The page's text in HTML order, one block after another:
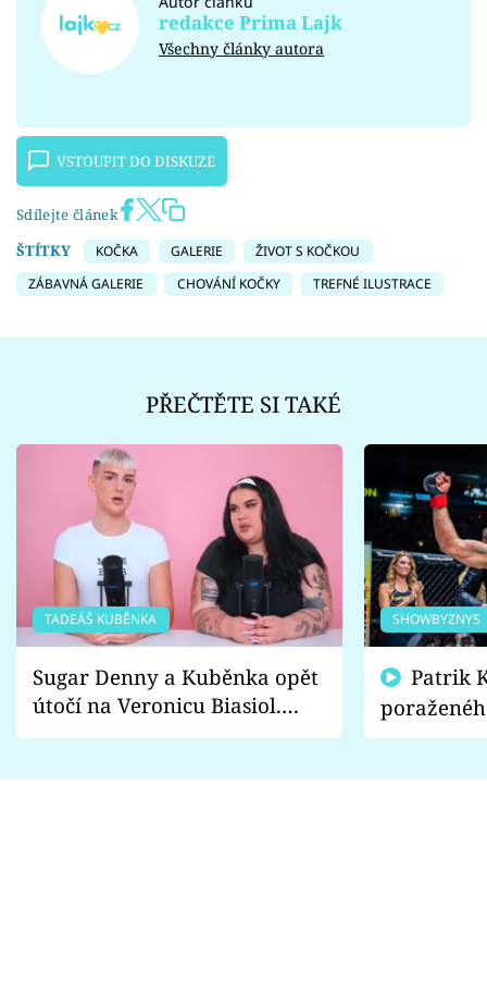
redakce Prima Lajk
Všechny články autora
VSTOUPIT DO DISKUZE
Sdílejte článek
ŠTÍTKY
KOČKA GALERIE
ŽIVOT S KOČKOU
ZÁBAVNÁ GALERIE
CHOVÁNÍ KOČKY TREFNÉ ILUSTRACE
PŘEČTĚTE SI TAKÉ
TADEÁŠ KUBĚNKA
Sugar Denny a Kuběnka opět
útočí na Veronicu Biasiol.
Proč je podle nich falešná a
SHOWBYZNYS
fanoušci